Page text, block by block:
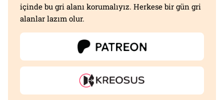
içinde bu gri alanı korumalıyız. Herkese bir gün gri
alanlar lazım olur.